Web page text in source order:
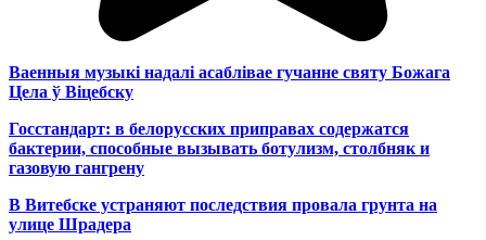
Ваенныя музыкі надалі асаблівае гучанне святу Божага
Цела ў Віцебску
Госстандарт: в белорусских приправах содержатся
бактерии, способные вызывать ботулизм, столбняк и
газовую гангрену
В Витебске устраняют последствия провала грунта на
улице Шрадера